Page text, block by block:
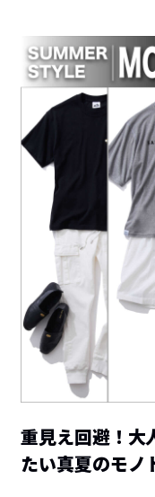
重見え回避！大
たい真夏のモノ